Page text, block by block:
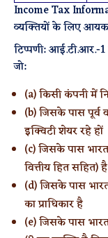
Income Tax
व्यक्तियों के लिए
टिप्पणी: आई.टी.आर.-1
जो:
(a) किसी कंपनी में
(b) जिसके पास पूर्व
इक्विटी शेयर रहे हों
(c) जिसके पास
वित्तीय हित सहित) है
(d) जिसके पास
का प्राधिकार है
(e) जिसके पास